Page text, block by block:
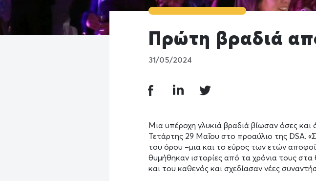
Πρώτη βραδιά
31/05/2024
Μια υπέροχη γλυκιά βραδιά βίωσαν όσες
Τετάρτης 29 Μαΐου στο προαύλιο της DSA.
του όρου –μια και το εύρος των ετών
θυμήθηκαν ιστορίες από τα χρόνια τους
και του καθενός και σχεδίασαν νέες